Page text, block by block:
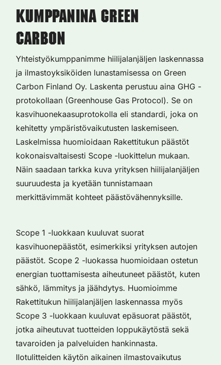
Kumppanina Green
Carbon
Yhteistyökumppanimme hiilijalanjäljen laskennassa
ja ilmastoyksiköiden lunastamisessa on Green
Carbon Finland Oy. Laskenta perustuu aina GHG -
protokollaan (Greenhouse Gas Protocol). Se on
kasvihuonekaasuprotokolla eli standardi, joka on
kehitetty ympäristövaikutusten laskemiseen.
Laskelmissa huomioidaan Rakettitukun päästöt
kokonaisvaltaisesti Scope -luokittelun mukaan.
Näin saadaan tarkka kuva yrityksen hiilijalanjäljen
suuruudesta ja kyetään tunnistamaan
merkittävimmät kohteet päästövähennyksille.
Scope 1 -luokkaan kuuluvat suorat
kasvihuonepäästöt, esimerkiksi yrityksen autojen
päästöt. Scope 2 -luokassa huomioidaan ostetun
energian tuottamisesta aiheutuneet päästöt, kuten
sähkö, lämmitys ja jäähdytys. Huomioimme
Rakettitukun hiilijalanjäljen laskennassa myös
Scope 3 -luokkaan kuuluvat epäsuorat päästöt,
jotka aiheutuvat tuotteiden loppukäytöstä sekä
tavaroiden ja palveluiden hankinnasta.
Ilotulitteiden käytön aikainen ilmastovaikutus